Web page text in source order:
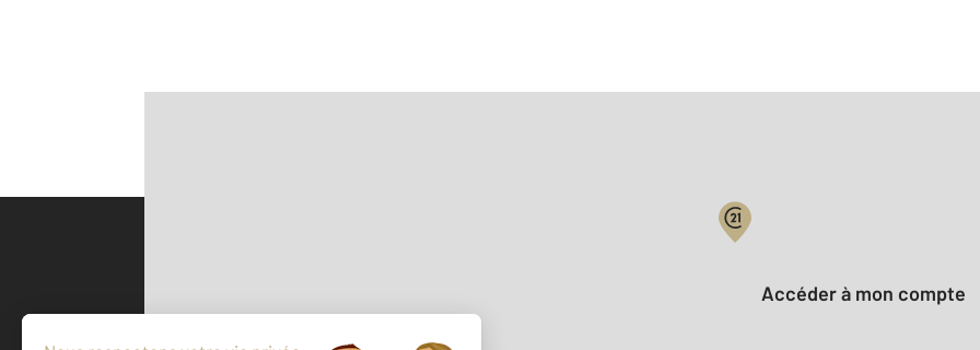
Votre compte :
Accéder à mon compte